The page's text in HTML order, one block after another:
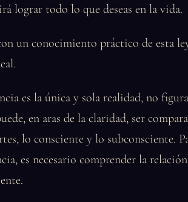
lograr todo lo que deseas en la vida.
un conocimiento práctico de esta
es la única y sola realidad, no
en aras de la claridad, ser
lo consciente y lo subconsciente.
es necesario comprender la